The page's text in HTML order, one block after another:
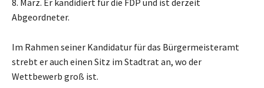
Abgeordneter.
Im Rahmen seiner Kandidatur für das Bürgermeisteramt
strebt er auch einen Sitz im Stadtrat an, wo der
Wettbewerb groß ist.